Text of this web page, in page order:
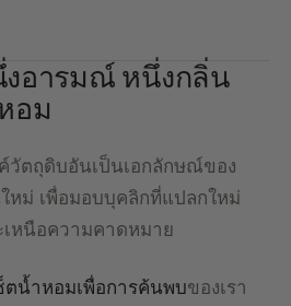
อารมณ์ หนึ่งกลิ่น
อม
วัตถุดิบอันเป็นเอกลักษณ์ของ
หม่ เพื่อมอบบุคลิกที่แปลกใหม่
หนือความคาดหมาย
ตน้ำหอมเพื่อการค้นพบของเรา